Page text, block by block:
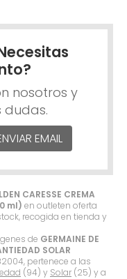
CARESSE CREMA
ml) en outleten oferta
recogida en tienda y
de GERMAINE DE
SOLAR
pertenece a las
(94) y Solar (25) y a
nosotros y
dudas.
EMAIL